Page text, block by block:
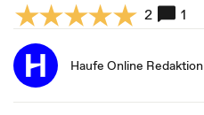
2
1
Haufe Online Redaktion